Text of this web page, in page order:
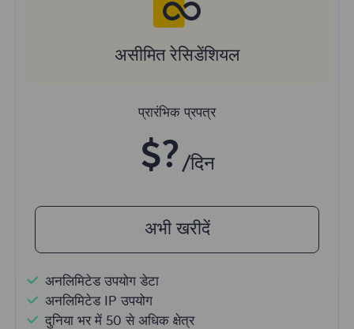
असीमित रेसिडेंशियल
प्रारंभिक प्रपत्र
$? /दिन
अभी खरीदें
अनलिमिटेड उपयोग डेटा
अनलिमिटेड IP उपयोग
दुनिया भर में 50 से अधिक क्षेत्र